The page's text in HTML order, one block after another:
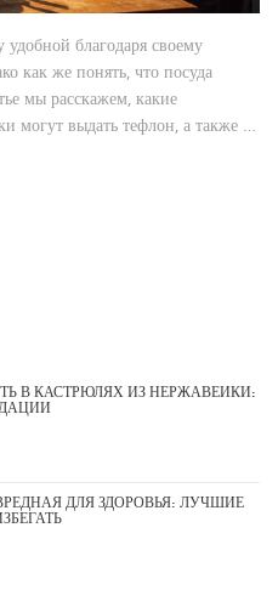
удобной благодаря своему
как же понять, что посуда
мы расскажем, какие
могут выдать тефлон, а также на
и как ухаживать за ней,
В КАСТРЮЛЯХ ИЗ НЕРЖАВЕЙКИ:
ДЛЯ ЗДОРОВЬЯ: ЛУЧШИЕ